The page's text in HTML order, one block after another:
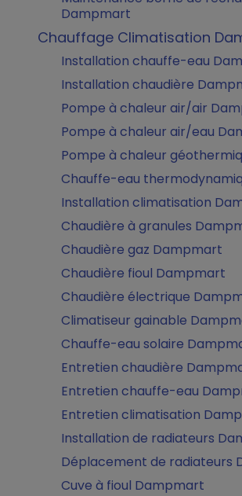
Dampmart
Chauffage Climatisation
Installation chauffe-eau
Installation chaudière
Pompe à chaleur air/air
Pompe à chaleur air/eau
Pompe à chaleur
Chauffe-eau
Installation climatisation
Chaudière à granules
Chaudière gaz Dampmart
Chaudière fioul Dampmart
Chaudière électrique
Climatiseur gainable
Chauffe-eau solaire
Entretien chaudière
Entretien chauffe-eau
Entretien climatisation
Installation de radiateurs
Déplacement de radiateurs
Cuve à fioul Dampmart